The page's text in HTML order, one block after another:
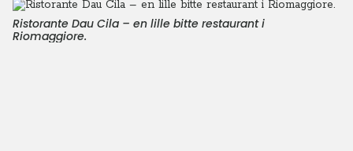
Ristorante Dau Cila – en lille bitte restaurant i
Riomaggiore.